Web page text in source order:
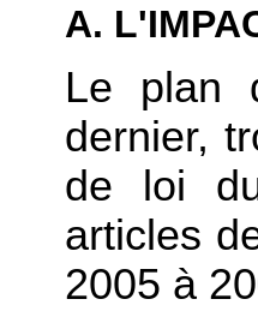
A.
Le plan
dernier,
de loi
articles
2005 à